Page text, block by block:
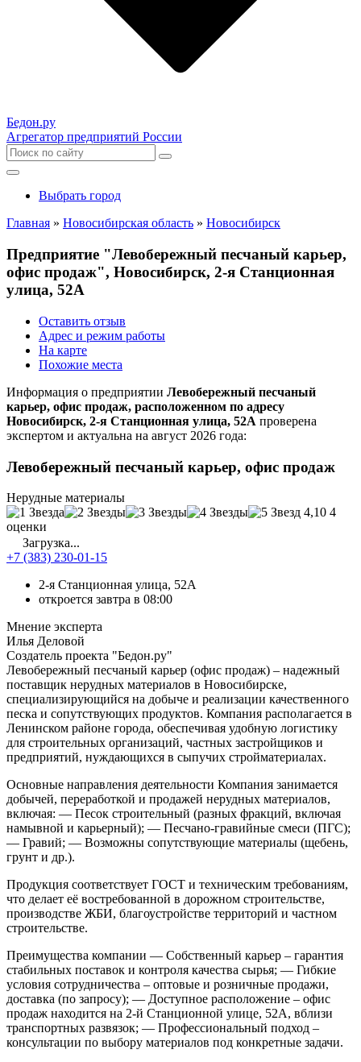
Бедон.ру
Агрегатор предприятий России
Выбрать город
Главная » Новосибирская область » Новосибирск
Предприятие "Левобережный песчаный карьер,
офис продаж", Новосибирск, 2-я Станционная
улица, 52А
Оставить отзыв
Адрес и режим работы
На карте
Похожие места
Информация о предприятии Левобережный песчаный
карьер, офис продаж, расположенном по адресу
Новосибирск, 2-я Станционная улица, 52А проверена
экспертом и актуальна на август 2026 года:
Левобережный песчаный карьер, офис продаж
Нерудные материалы
4,10 4
оценки
Загрузка...
+7 (383) 230-01-15
2-я Станционная улица, 52А
откроется завтра в 08:00
Мнение эксперта
Илья Деловой
Создатель проекта "Бедон.ру"
Левобережный песчаный карьер (офис продаж) – надежный
поставщик нерудных материалов в Новосибирске,
специализирующийся на добыче и реализации качественного
песка и сопутствующих продуктов. Компания располагается в
Ленинском районе города, обеспечивая удобную логистику
для строительных организаций, частных застройщиков и
предприятий, нуждающихся в сыпучих стройматериалах.
Основные направления деятельности Компания занимается
добычей, переработкой и продажей нерудных материалов,
включая: — Песок строительный (разных фракций, включая
намывной и карьерный); — Песчано-гравийные смеси (ПГС);
— Гравий; — Возможны сопутствующие материалы (щебень,
грунт и др.).
Продукция соответствует ГОСТ и техническим требованиям,
что делает её востребованной в дорожном строительстве,
производстве ЖБИ, благоустройстве территорий и частном
строительстве.
Преимущества компании — Собственный карьер – гарантия
стабильных поставок и контроля качества сырья; — Гибкие
условия сотрудничества – оптовые и розничные продажи,
доставка (по запросу); — Доступное расположение – офис
продаж находится на 2-й Станционной улице, 52А, вблизи
транспортных развязок; — Профессиональный подход –
консультации по выбору материалов под конкретные задачи.